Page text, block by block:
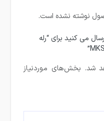
نوشته نشده است.
می کنید برای “رله
شد. بخش‌های موردنیاز